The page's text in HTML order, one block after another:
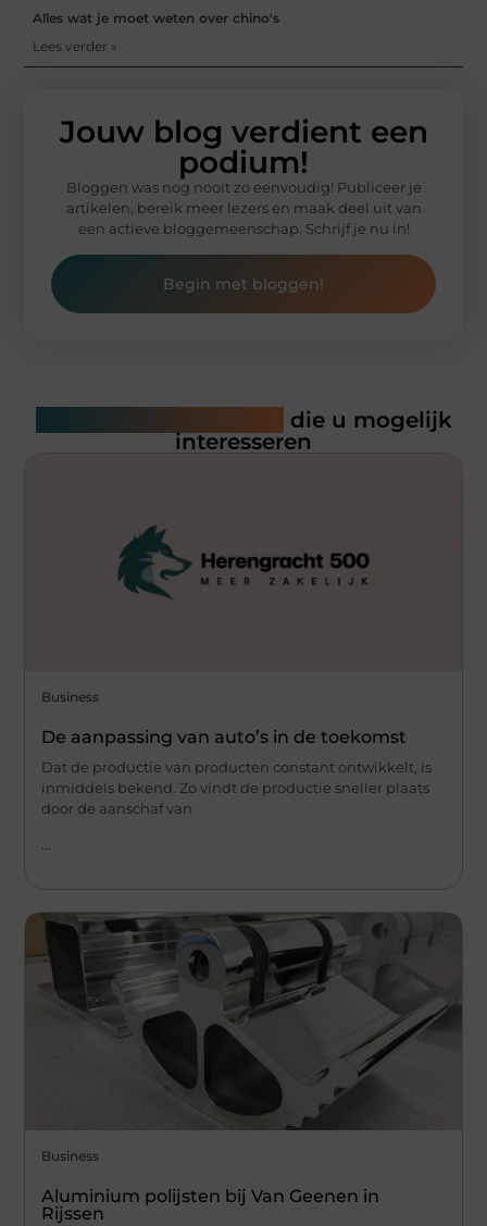
Alles wat je moet weten over chino's
Lees verder »
Jouw blog verdient een
podium!
Bloggen was nog nooit zo eenvoudig! Publiceer je
artikelen, bereik meer lezers en maak deel uit van
een actieve bloggemeenschap. Schrijf je nu in!
Begin met bloggen!
die u mogelijk
interesseren
Business
De aanpassing van auto’s in de toekomst
Dat de productie van producten constant ontwikkelt, is
inmiddels bekend. Zo vindt de productie sneller plaats
door de aanschaf van
...
Business
Aluminium polijsten bij Van Geenen in
Rijssen